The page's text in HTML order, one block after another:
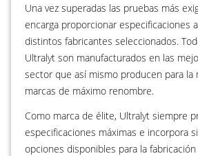
Una vez superadas las pruebas más
encarga proporcionar especificaciones
distintos fabricantes seleccionados.
Ultralyt son manufacturados en las
sector que así mismo producen para la
marcas de máximo renombre.
Como marca de élite, Ultralyt siempre
especificaciones máximas e incorpora
opciones disponibles para la